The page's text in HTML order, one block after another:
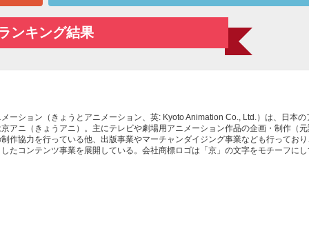
ンキング結果
ーション（きょうとアニメーション、英: Kyoto Animation Co., Ltd.）は、日本の
アニ（きょうアニ）。主にテレビや劇場用アニメーション作品の企画・制作（
作協力を行っている他、出版事業やマーチャンダイジング事業なども行っており
たコンテンツ事業を展開している。会社商標ロゴは「京」の文字をモチーフに